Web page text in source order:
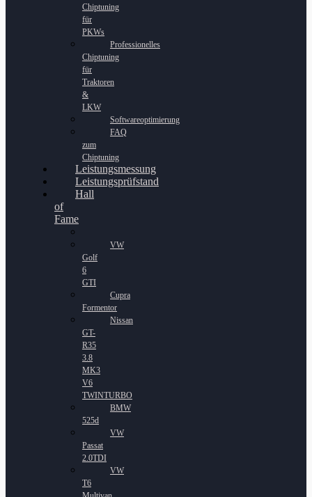
Chiptuning
für
PKWs
Professionelles
Chiptuning
für
Traktoren
&
LKW
Softwareoptimierung
FAQ
zum
Chiptuning
Leistungsmessung
Leistungsprüfstand
Hall
of
Fame
VW
Golf
6
GTI
Cupra
Formentor
Nissan
GT-
R35
3.8
MK3
V6
TWINTURBO
BMW
525d
VW
Passat
2.0TDI
VW
T6